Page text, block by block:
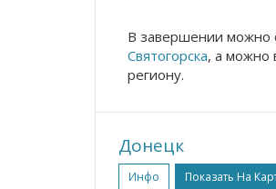
В завершении можно
Святогорска, а можно
региону.
Донецк
Инфо Показать На